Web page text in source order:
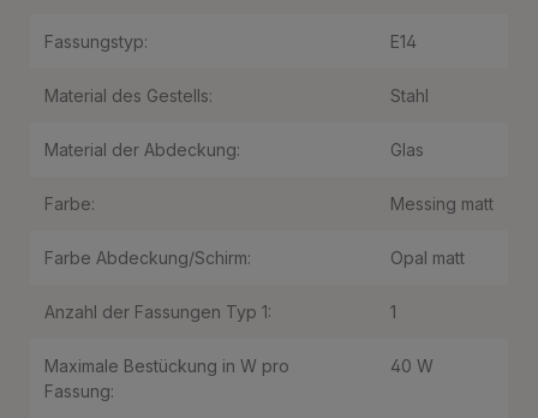
Fassungstyp: E14
Material des Gestells: Stahl
Material der Abdeckung: Glas
Farbe: Messing matt
Farbe Abdeckung/Schirm: Opal matt
Anzahl der Fassungen Typ 1: 1
Maximale Bestückung in W pro
Fassung:
40 W